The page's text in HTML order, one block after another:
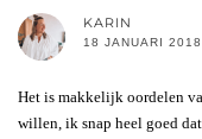
KARIN
18 JANUARI
Het is makkelijk oordelen
willen, ik snap heel goed